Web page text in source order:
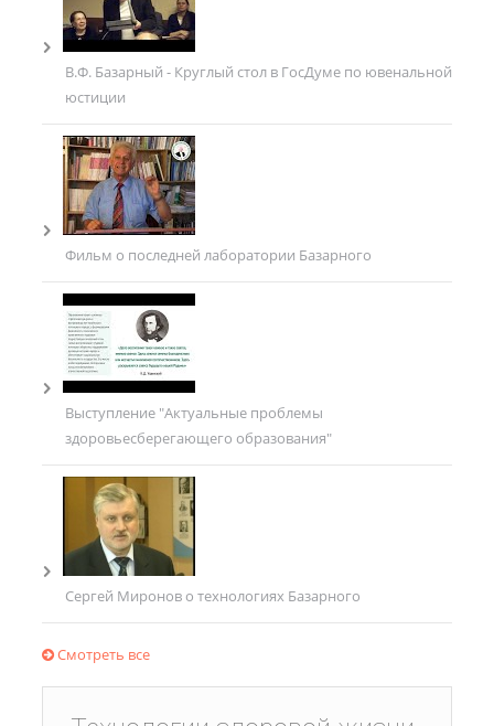
В.Ф. Базарный - Круглый стол в ГосДуме по ювенальной
юстиции
Фильм о последней лаборатории Базарного
Выступление "Актуальные проблемы
здоровьесберегающего образования"
Сергей Миронов о технологиях Базарного
Смотреть все